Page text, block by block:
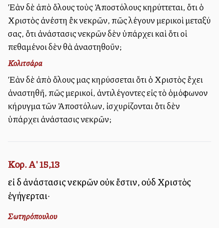
Ἐὰν δὲ ἀπὸ ὅλους τοὺς Ἀποστόλους κηρύττεται, ὅτι ὁ
Χριστὸς ἀνέστη ἒκ νεκρῶν, πῶς λέγουν μερικοὶ μεταξύ
σας, ὅτι ἀνάστασις νεκρῶν δὲν ὑπάρχει καὶ ὅτι οἱ
πεθαμένοι δὲν θὰ ἀναστηθοῦν;
Κολιτσάρα
Ἐὰν δὲ ἀπὸ ὅλους μας κηρύσσεται ὅτι ὁ Χριστὸς ἔχει
ἀναστηθῆ, πῶς μερικοί, ἀντιλέγοντες εἰς τὸ ὁμόφωνον
κήρυγμα τῶν Ἀποστόλων, ἰσχυρίζονται ὅτι δὲν
ὑπάρχει ἀνάστασις νεκρῶν;
Κορ. Α' 15,13
εἰ δὲ ἀνάστασις νεκρῶν οὐκ ἔστιν, οὐδὲ Χριστὸς
ἐγήγερται·
Σωτηρόπουλου